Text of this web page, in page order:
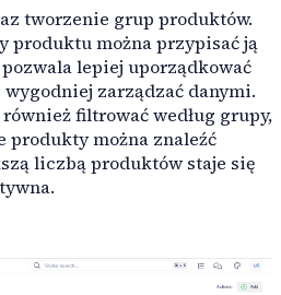
tworzenie grup produktów.
produktu można przypisać ją
lepiej uporządkować
zarządzać danymi.
filtrować według grupy,
można znaleźć
liczbą produktów staje się